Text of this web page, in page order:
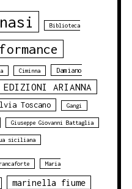
Biblioteca
Ciminna Damiano
EDIZIONI ARIANNA
Toscano Gangi
Giuseppe Giovanni Battaglia
siciliana
Maria
marinella fiume